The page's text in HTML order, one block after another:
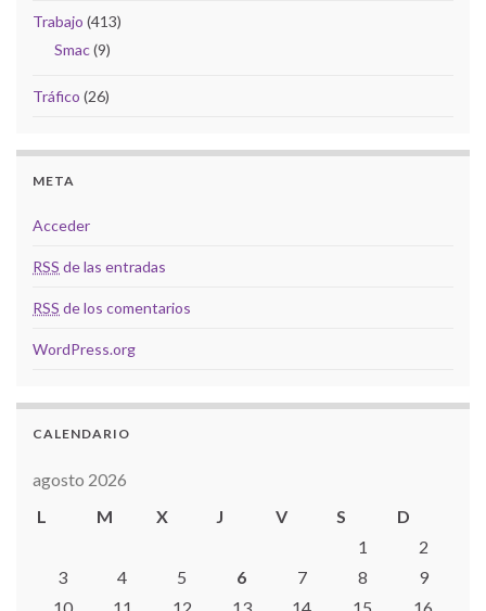
Trabajo (413)
Smac(9)
Tráfico (26)
META
Acceder
RSS de las entradas
RSS de los comentarios
WordPress.org
CALENDARIO
agosto 2026
L
M X J V S
D
1
2
3
4 5 6 7 8
9
10
11 12 13 14 15 16